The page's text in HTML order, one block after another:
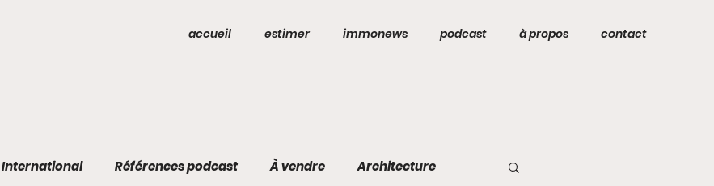
accueil estimer immonews podcast à propos contact
International Références podcast À vendre Architecture